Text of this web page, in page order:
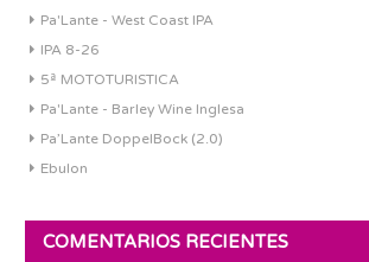
Pa'Lante - West Coast IPA
IPA 8-26
5ª MOTOTURISTICA
Pa'Lante - Barley Wine Inglesa
Pa’Lante DoppelBock (2.0)
Ebulon
COMENTARIOS RECIENTES